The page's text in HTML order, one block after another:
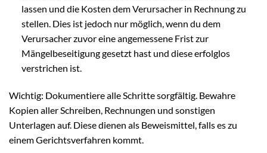
lassen und die Kosten dem Verursacher in Rechnung zu
stellen. Dies ist jedoch nur möglich, wenn du dem
Verursacher zuvor eine angemessene Frist zur
Mängelbeseitigung gesetzt hast und diese erfolglos
verstrichen ist.
Wichtig: Dokumentiere alle Schritte sorgfältig. Bewahre
Kopien aller Schreiben, Rechnungen und sonstigen
Unterlagen auf. Diese dienen als Beweismittel, falls es zu
einem Gerichtsverfahren kommt.